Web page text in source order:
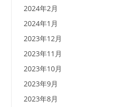
2024年2月
2024年1月
2023年12月
2023年11月
2023年10月
2023年9月
2023年8月